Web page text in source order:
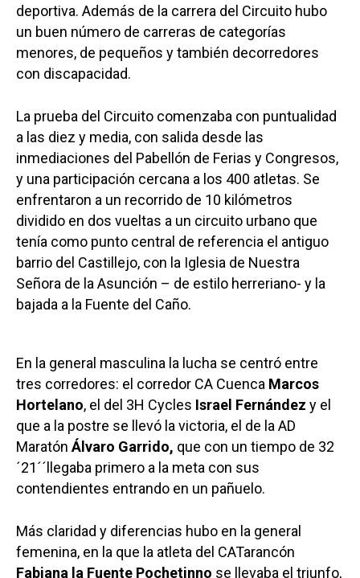
deportiva. Además de la carrera del Circuito hubo
un buen número de carreras de categorías
menores, de pequeños y también decorredores
con discapacidad.
La prueba del Circuito comenzaba con puntualidad
a las diez y media, con salida desde las
inmediaciones del Pabellón de Ferias y Congresos,
y una participación cercana a los 400 atletas. Se
enfrentaron a un recorrido de 10 kilómetros
dividido en dos vueltas a un circuito urbano que
tenía como punto central de referencia el antiguo
barrio del Castillejo, con la Iglesia de Nuestra
Señora de la Asunción – de estilo herreriano- y la
bajada a la Fuente del Caño.
En la general masculina la lucha se centró entre
tres corredores: el corredor CA Cuenca Marcos
Hortelano, el del 3H Cycles Israel Fernández y el
que a la postre se llevó la victoria, el de la AD
Maratón Álvaro Garrido, que con un tiempo de 32
´21´´llegaba primero a la meta con sus
contendientes entrando en un pañuelo.
Más claridad y diferencias hubo en la general
femenina, en la que la atleta del CATarancón
Fabiana la Fuente Pochetinno se llevaba el triunfo,